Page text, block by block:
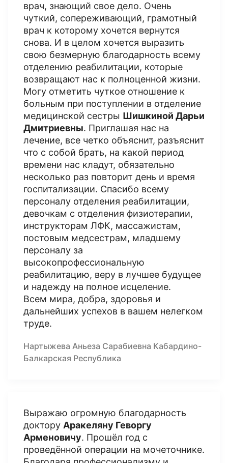
врач, знающий свое дело. Очень
чуткий, сопереживающий, грамотный
врач к которому хочется вернутся
снова. И в целом хочется выразить
свою безмерную благодарность всему
отделению реабилитации, которые
возвращают нас к полноценной жизни.
Могу отметить чуткое отношение к
больным при поступлении в отделение
медицинской сестры Шишкиной Дарьи
Дмитриевны. Приглашая нас на
лечение, все четко объяснит, разъяснит
что с собой брать, на какой период
времени нас кладут, обязательно
несколько раз повторит день и время
госпитализации. Спасибо всему
персоналу отделения реабилитации,
девочкам с отделения физиотерапии,
инструкторам ЛФК, массажистам,
постовым медсестрам, младшему
персоналу за
высокопрофессиональную
реабилитацию, веру в лучшее будущее
и надежду на полное исцеление.
Всем мира, добра, здоровья и
дальнейших успехов в вашем нелегком
труде.
Нартыжева Аньеза Сарабиевна Кабардино-
Балкарская Республика
Выражаю огромную благодарность
доктору Аракеляну Геворгу
Арменовичу. Прошёл год с
проведённой операции на мочеточнике.